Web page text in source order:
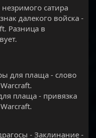
сатира
далекого войска -
Разница в
для плаща - слово
плаща - привязка
- Заклинание -